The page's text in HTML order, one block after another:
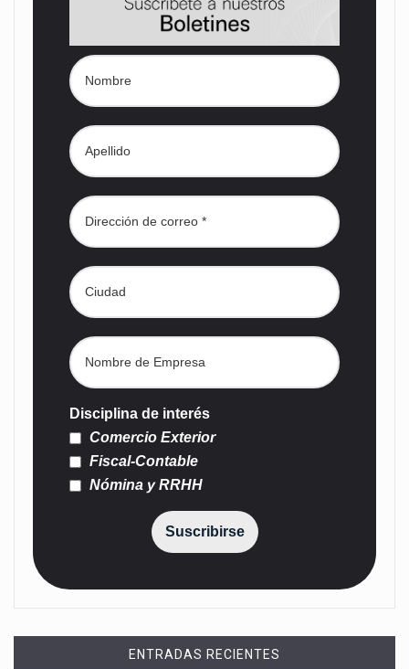
Disciplina de interés
Comercio Exterior
Fiscal-Contable
Nómina y RRHH
Suscribirse
ENTRADAS RECIENTES